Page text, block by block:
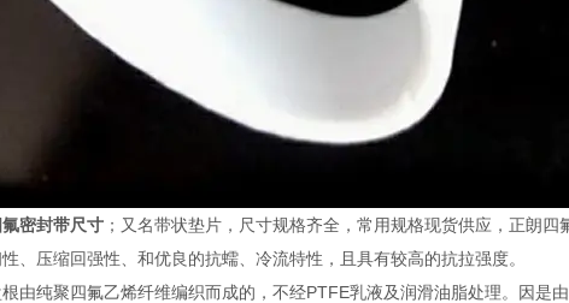
密封带尺寸 ；又名带状垫片，尺寸规格齐全，常用规格现货供应，正朗
、压缩回强性、和优良的抗蠕、冷流特性，且具有较高的抗拉强度。
由纯聚四氟乙烯纤维编织而成的，不经PTFE乳液及润滑油脂处理。因是